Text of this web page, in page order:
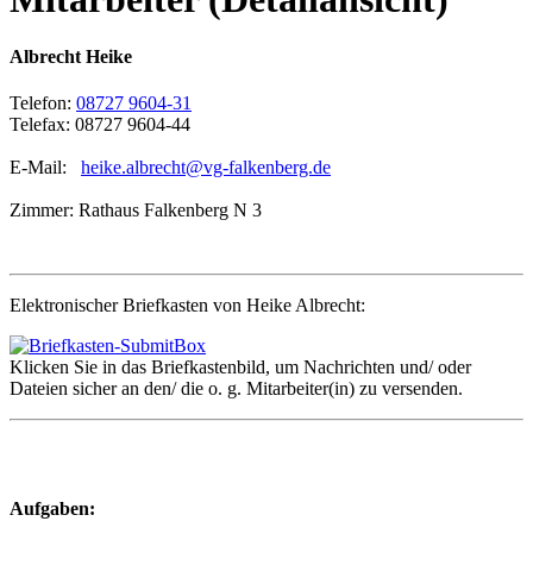
Albrecht Heike
Telefon: 08727 9604-31
Telefax: 08727 9604-44
E-Mail: heike.albrecht@vg-falkenberg.de
Zimmer: Rathaus Falkenberg N 3
Elektronischer Briefkasten von Heike Albrecht:
Klicken Sie in das Briefkastenbild, um Nachrichten und/ oder
Dateien sicher an den/ die o. g. Mitarbeiter(in) zu versenden.
Aufgaben: